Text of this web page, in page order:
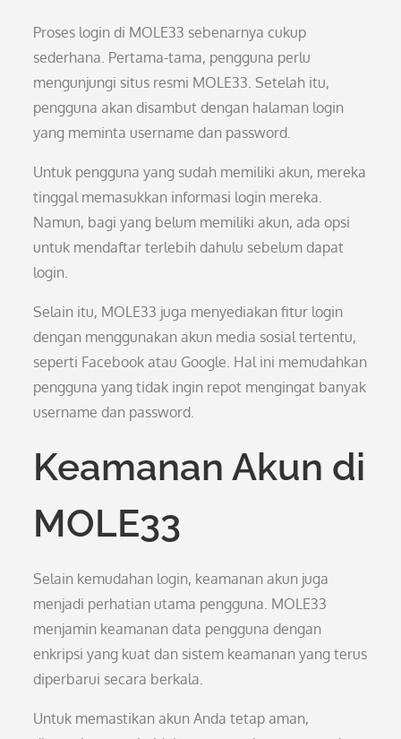
Proses login di MOLE33 sebenarnya cukup
sederhana. Pertama-tama, pengguna perlu
mengunjungi situs resmi MOLE33. Setelah itu,
pengguna akan disambut dengan halaman login
yang meminta username dan password.
Untuk pengguna yang sudah memiliki akun, mereka
tinggal memasukkan informasi login mereka.
Namun, bagi yang belum memiliki akun, ada opsi
untuk mendaftar terlebih dahulu sebelum dapat
login.
Selain itu, MOLE33 juga menyediakan fitur login
dengan menggunakan akun media sosial tertentu,
seperti Facebook atau Google. Hal ini memudahkan
pengguna yang tidak ingin repot mengingat banyak
username dan password.
Keamanan Akun di
MOLE33
Selain kemudahan login, keamanan akun juga
menjadi perhatian utama pengguna. MOLE33
menjamin keamanan data pengguna dengan
enkripsi yang kuat dan sistem keamanan yang terus
diperbarui secara berkala.
Untuk memastikan akun Anda tetap aman,